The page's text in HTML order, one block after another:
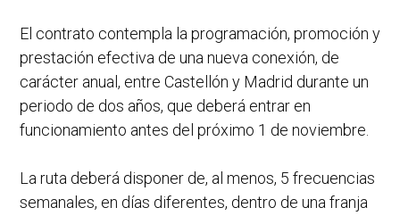
El contrato contempla la programación, promoción y
prestación efectiva de una nueva conexión, de
carácter anual, entre Castellón y Madrid durante un
periodo de dos años, que deberá entrar en
funcionamiento antes del próximo 1 de noviembre.
La ruta deberá disponer de, al menos, 5 frecuencias
semanales, en días diferentes, dentro de una franja